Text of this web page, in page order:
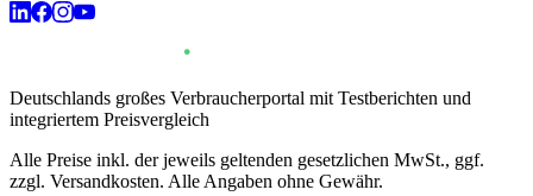
Deutschlands großes Verbraucherportal mit Testberichten und
integriertem Preisvergleich
Alle Preise inkl. der jeweils geltenden gesetzlichen MwSt., ggf.
zzgl. Versandkosten. Alle Angaben ohne Gewähr.